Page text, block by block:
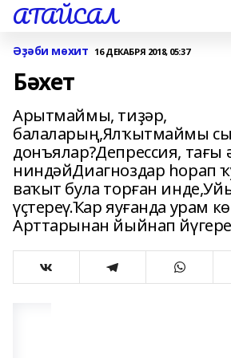
АТАЙСАЛ
Әҙәби мѳхит 16 ДЕКАБРЯ 2018, 05:37
Бәхет
Арытмаймы, тиҙәр,
балаларың,Ялҡытмаймы
донъялар?Депрессия, тағы
ниндәйДиагноздар һорап
ваҡыт була торған
үҫтереү.Ҡар яуғанда урам
Арттарынан йыйнап